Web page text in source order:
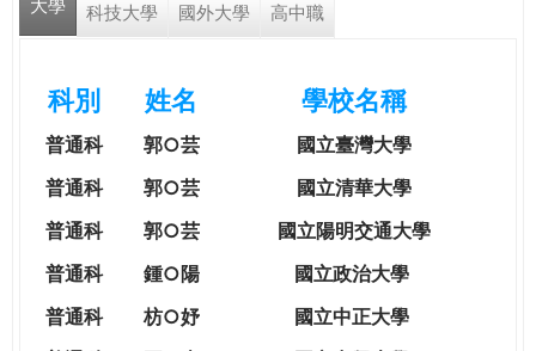
e
e
大學 科技大學 國外大學 高中職
科別 姓名 學校名稱
普通科 郭○芸
國立臺灣大學
普通科
郭○芸
國立清華大學
普通科
郭○芸
國立陽明交通大學
普通科
鍾○陽
國立政治大學
普通科
枋○妤
國立中正大學